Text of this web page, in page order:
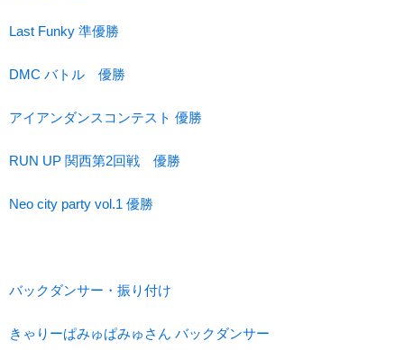
Last Funky 準優勝
DMC バトル 優勝
アイアンダンスコンテスト 優勝
RUN UP 関西第2回戦 優勝
Neo city party vol.1 優勝
バックダンサー・振り付け
きゃりーぱみゅぱみゅさん バックダンサー